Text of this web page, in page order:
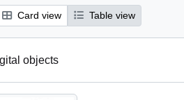
Card view Table view
objects